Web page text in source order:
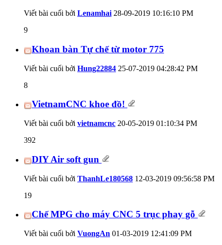
Viết bài cuối bởi Lenamhai 28-09-2019 10:16:10 PM
9
Khoan bàn Tự chế từ motor 775
Viết bài cuối bởi Hung22884 25-07-2019 04:28:42 PM
8
VietnamCNC khoe đồ!
Viết bài cuối bởi vietnamcnc 20-05-2019 01:10:34 PM
392
DIY Air soft gun
Viết bài cuối bởi ThanhLe180568 12-03-2019 09:56:58 PM
19
Chế MPG cho máy CNC 5 trục phay gỗ
Viết bài cuối bởi VuongAn 01-03-2019 12:41:09 PM